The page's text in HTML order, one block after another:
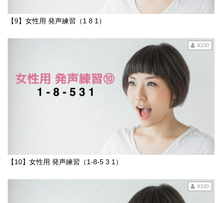
【9】女性用 発声練習（1 8 1）
【10】女性用 発声練習（1-8-5 3 1）
¥100
¥100